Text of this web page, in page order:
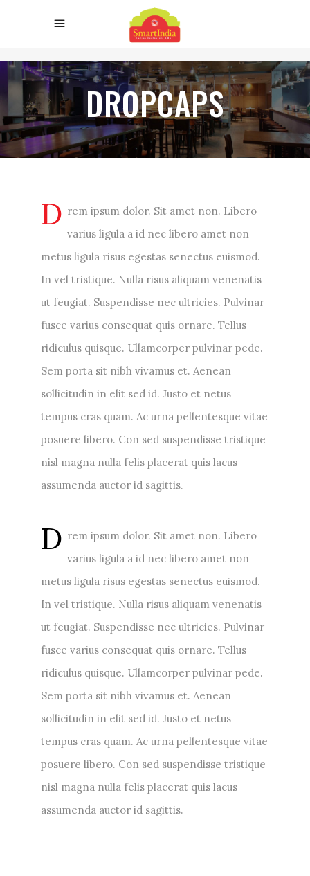
DROPCAPS
D rem ipsum dolor. Sit amet non. Libero
varius ligula a id nec libero amet non
metus ligula risus egestas senectus euismod.
In vel tristique. Nulla risus aliquam venenatis
ut feugiat. Suspendisse nec ultricies. Pulvinar
fusce varius consequat quis ornare. Tellus
ridiculus quisque. Ullamcorper pulvinar pede.
Sem porta sit nibh vivamus et. Aenean
sollicitudin in elit sed id. Justo et netus
tempus cras quam. Ac urna pellentesque vitae
posuere libero. Con sed suspendisse tristique
nisl magna nulla felis placerat quis lacus
assumenda auctor id sagittis.
D rem ipsum dolor. Sit amet non. Libero
varius ligula a id nec libero amet non
metus ligula risus egestas senectus euismod.
In vel tristique. Nulla risus aliquam venenatis
ut feugiat. Suspendisse nec ultricies. Pulvinar
fusce varius consequat quis ornare. Tellus
ridiculus quisque. Ullamcorper pulvinar pede.
Sem porta sit nibh vivamus et. Aenean
sollicitudin in elit sed id. Justo et netus
tempus cras quam. Ac urna pellentesque vitae
posuere libero. Con sed suspendisse tristique
nisl magna nulla felis placerat quis lacus
assumenda auctor id sagittis.